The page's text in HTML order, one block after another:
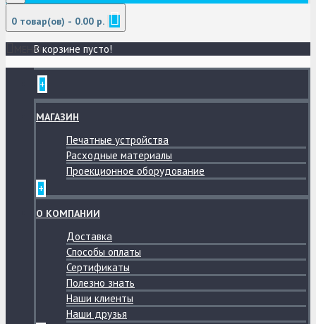
0 товар(ов) - 0.00 р.
В корзине пусто!
МЕНЮ
+
МАГАЗИН
Печатные устройства
Расходные материалы
Проекционное оборудование
+
О КОМПАНИИ
Доставка
Способы оплаты
Сертификаты
Полезно знать
Наши клиенты
Наши друзья